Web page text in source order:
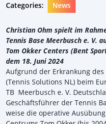
Categories: News
Christian Ohm spielt im
Tennis Base Meerbusch e. V.
Tom Okker Centers (Bent
dem 18. Juni 2024
Aufgrund der Erkrankung
(Tennis Solutions NL) beim
TB Meerbusch e. V.
Geschäftsführer der Tennis
weise die operative